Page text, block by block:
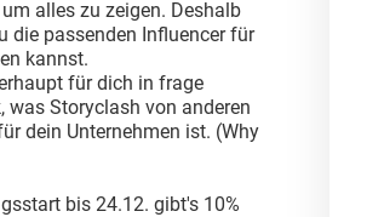
alles zu zeigen. Deshalb
die passenden Influencer für
kannst.
für dich in frage
was Storyclash von anderen
dein Unternehmen ist. (Why
bis 24.12. gibt's 10%